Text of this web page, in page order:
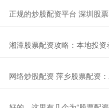
正规的炒股配资平台 深圳股
湘潭股票配资攻略：本地投资
网络炒股配资 萍乡股票配资